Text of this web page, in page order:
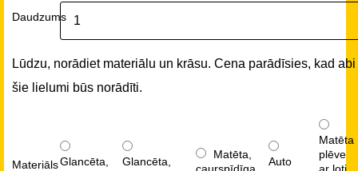
Daudzums
Lūdzu, norādiet materiālu un krāsu. Cena parādīsies, kad abi
šie lielumi būs norādīti.
MateriālsGlancēta,
Glancēta,
Matēta,
caurspīdīga
Auto
Matēta
plēve
ar ļoti